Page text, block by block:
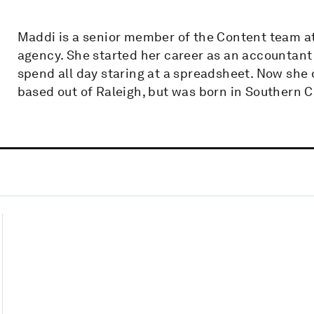
Maddi is a senior member of the Content team
agency. She started her career as an
spend all day staring at a spreadsheet. Now
based out of Raleigh, but was born in Southern